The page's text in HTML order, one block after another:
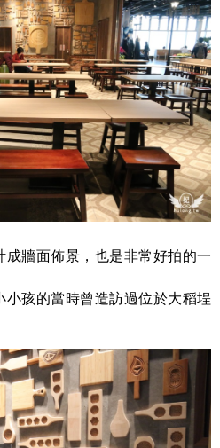
成牆面佈景，也是非常好拍的一
小孩的當時曾造訪過位於大稻埕